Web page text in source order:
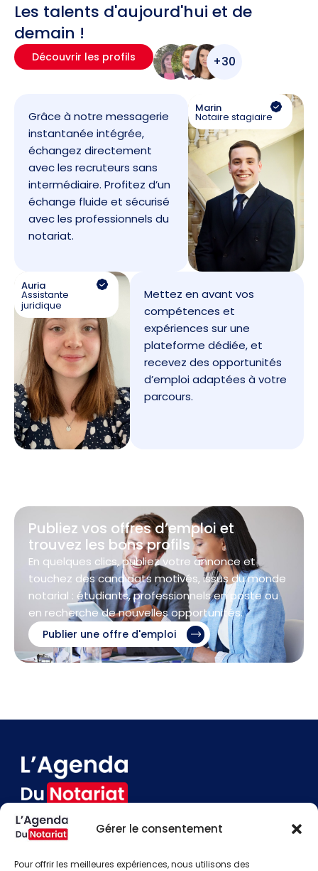
Gérer le consentement
Pour offrir les meilleures expériences, nous utilisons des
Les talents d'aujourd'hui et de
demain !
Découvrir les profils +30
Grâce à notre messagerie
instantanée intégrée,
échangez directement
avec les recruteurs sans
intermédiaire. Profitez d’un
échange fluide et sécurisé
avec les professionnels du
notariat.
Marin
Notaire stagiaire
Auria
Assistante
juridique
Mettez en avant vos
compétences et
expériences sur une
plateforme dédiée, et
recevez des opportunités
d’emploi adaptées à votre
parcours.
Publiez vos offres d’emploi et
trouvez les bons profils
En quelques clics, publiez votre annonce et
touchez des candidats motivés, issus du monde
notarial : étudiants, professionnels en poste ou
en recherche de nouvelles opportunités.
Publier une offre d'emploi
Contact